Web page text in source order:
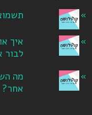
איך
לבור
מה
אחר?